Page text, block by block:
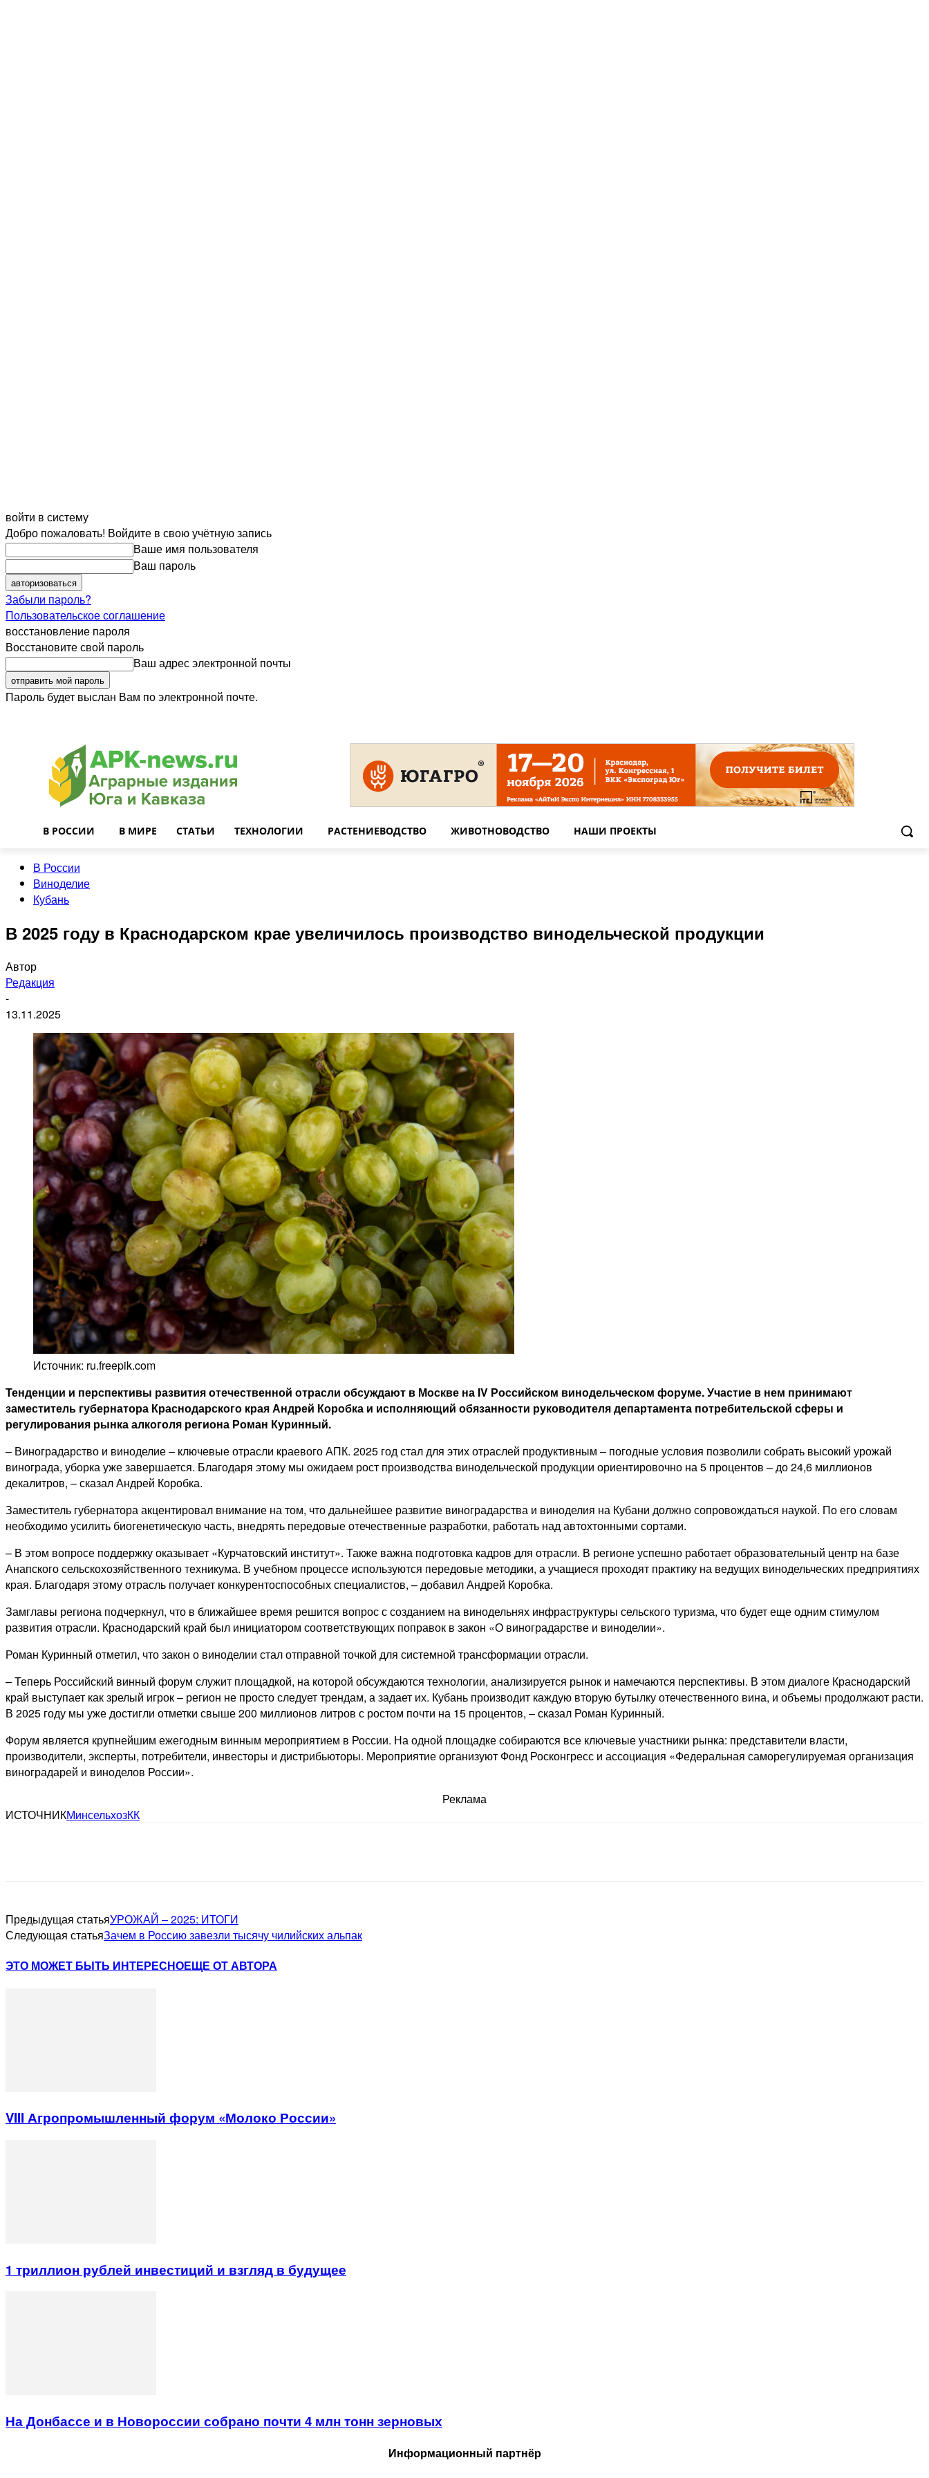
войти в систему
Добро пожаловать! Войдите в свою учётную запись
Ваше имя пользователя
Ваш пароль
Забыли пароль?
Пользовательское соглашение
восстановление пароля
Восстановите свой пароль
Ваш адрес электронной почты
Пароль будет выслан Вам по электронной почте.
В РОССИИ В МИРЕ СТАТЬИ ТЕХНОЛОГИИ РАСТЕНИЕВОДСТВО ЖИВОТНОВОДСТВО НАШИ ПРОЕКТЫ
В России
Виноделие
Кубань
В 2025 году в Краснодарском крае увеличилось производство винодельческой продукции
Автор
Редакция
-
13.11.2025
Источник: ru.freepik.com
Тенденции и перспективы развития отечественной отрасли обсуждают в Москве на IV Российском винодельческом форуме. Участие в нем принимают
заместитель губернатора Краснодарского края Андрей Коробка и исполняющий обязанности руководителя департамента потребительской сферы и
регулирования рынка алкоголя региона Роман Куринный.
– Виноградарство и виноделие – ключевые отрасли краевого АПК. 2025 год стал для этих отраслей продуктивным – погодные условия позволили собрать высокий урожай
винограда, уборка уже завершается. Благодаря этому мы ожидаем рост производства винодельческой продукции ориентировочно на 5 процентов – до 24,6 миллионов
декалитров, – сказал Андрей Коробка.
Заместитель губернатора акцентировал внимание на том, что дальнейшее развитие виноградарства и виноделия на Кубани должно сопровождаться наукой. По его словам
необходимо усилить биогенетическую часть, внедрять передовые отечественные разработки, работать над автохтонными сортами.
– В этом вопросе поддержку оказывает «Курчатовский институт». Также важна подготовка кадров для отрасли. В регионе успешно работает образовательный центр на базе
Анапского сельскохозяйственного техникума. В учебном процессе используются передовые методики, а учащиеся проходят практику на ведущих винодельческих предприятиях
края. Благодаря этому отрасль получает конкурентоспособных специалистов, – добавил Андрей Коробка.
Замглавы региона подчеркнул, что в ближайшее время решится вопрос с созданием на винодельнях инфраструктуры сельского туризма, что будет еще одним стимулом
развития отрасли. Краснодарский край был инициатором соответствующих поправок в закон «О виноградарстве и виноделии».
Роман Куринный отметил, что закон о виноделии стал отправной точкой для системной трансформации отрасли.
– Теперь Российский винный форум служит площадкой, на которой обсуждаются технологии, анализируется рынок и намечаются перспективы. В этом диалоге Краснодарский
край выступает как зрелый игрок – регион не просто следует трендам, а задает их. Кубань производит каждую вторую бутылку отечественного вина, и объемы продолжают расти.
В 2025 году мы уже достигли отметки свыше 200 миллионов литров с ростом почти на 15 процентов, – сказал Роман Куринный.
Форум является крупнейшим ежегодным винным мероприятием в России. На одной площадке собираются все ключевые участники рынка: представители власти,
производители, эксперты, потребители, инвесторы и дистрибьюторы. Мероприятие организуют Фонд Росконгресс и ассоциация «Федеральная саморегулируемая организация
виноградарей и виноделов России».
Реклама
ИСТОЧНИКМинсельхозКК
Предыдущая статьяУРОЖАЙ – 2025: ИТОГИ
Следующая статьяЗачем в Россию завезли тысячу чилийских альпак
ЭТО МОЖЕТ БЫТЬ ИНТЕРЕСНОЕЩЕ ОТ АВТОРА
VIII Агропромышленный форум «Молоко России»
1 триллион рублей инвестиций и взгляд в будущее
На Донбассе и в Новороссии собрано почти 4 млн тонн зерновых
Информационный партнёр